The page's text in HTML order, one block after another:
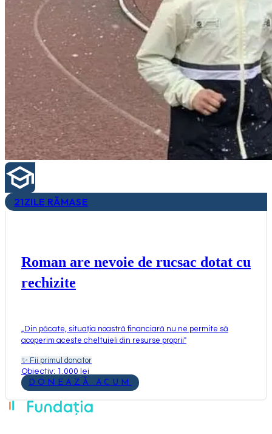
21ZILE RĂMASE
Roman are nevoie de rucsac dotat cu
rechizite
Din păcate, situația noastră financiară nu ne permite să
acoperim aceste cheltuieli din resurse proprii"
✨ Fii primul donator
Obiectiv: 1.000 lei
DONEAZĂ ACUM